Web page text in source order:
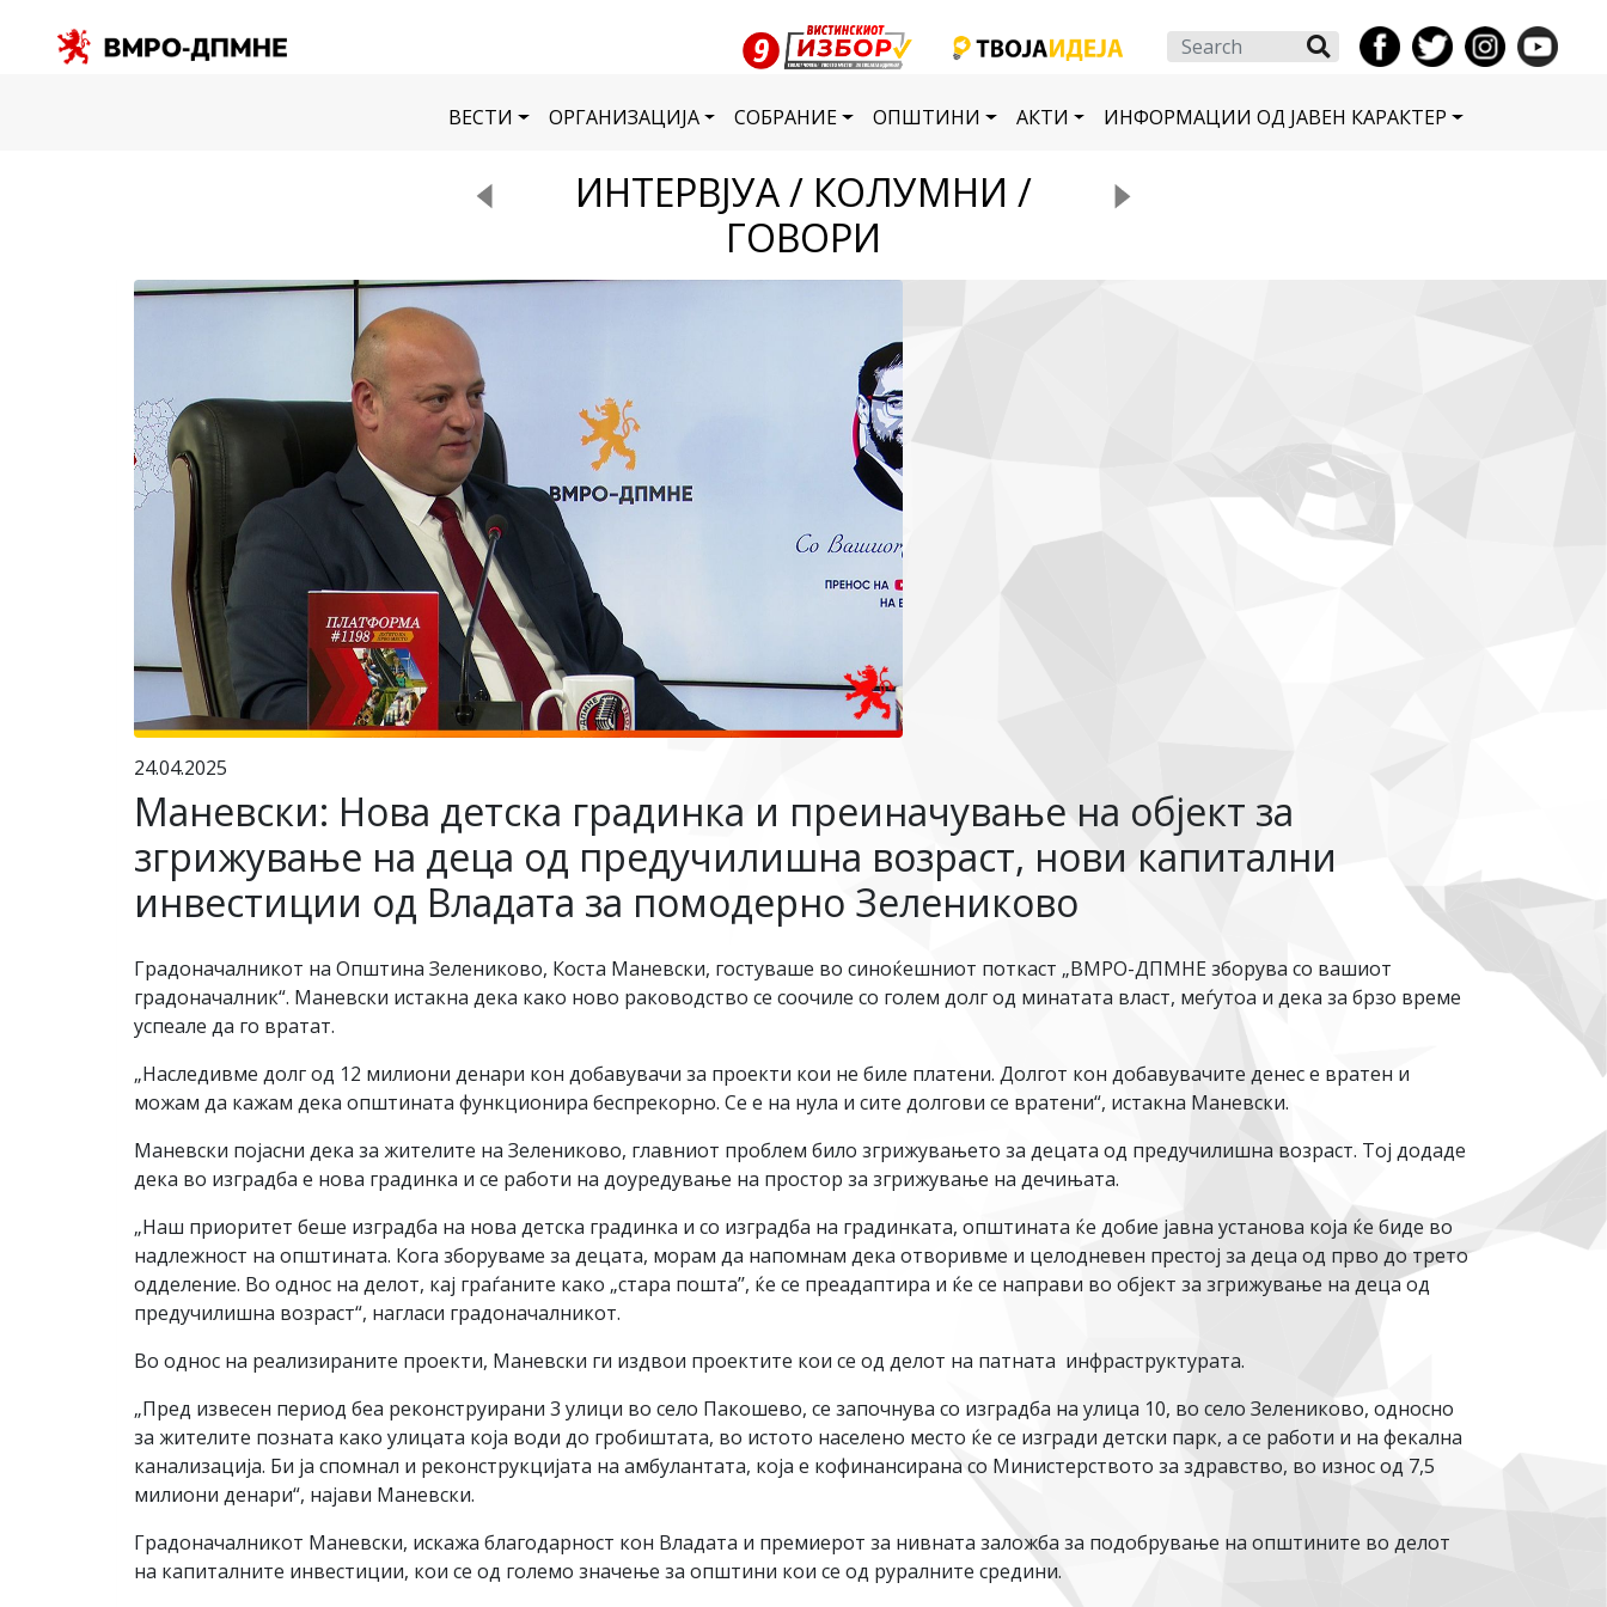
Search
ВЕСТИ ОРГАНИЗАЦИЈА СОБРАНИЕ ОПШТИНИ АКТИ ИНФОРМАЦИИ ОД ЈАВЕН КАРАКТЕР
ИНТЕРВЈУА / КОЛУМНИ /
ГОВОРИ
24.04.2025
Маневски: Нова детска градинка и преиначување на објект за
згрижување на деца од предучилишна возраст, нови капитални
инвестиции од Владата за помодерно Зелениково
Градоначалникот на Општина Зелениково, Коста Маневски, гостуваше во синоќешниот поткаст „ВМРО-ДПМНЕ зборува со вашиот
градоначалник“. Маневски истакна дека како ново раководство се соочиле со голем долг од минатата власт, меѓутоа и дека за брзо време
успеале да го вратат.
„Наследивме долг од 12 милиони денари кон добавувачи за проекти кои не биле платени. Долгот кон добавувачите денес е вратен и
можам да кажам дека општината функционира беспрекорно. Се е на нула и сите долгови се вратени“, истакна Маневски.
Маневски појасни дека за жителите на Зелениково, главниот проблем било згрижувањето за децата од предучилишна возраст. Тој додаде
дека во изградба е нова градинка и се работи на доуредување на простор за згрижување на дечињата.
„Наш приоритет беше изградба на нова детска градинка и со изградба на градинката, општината ќе добие јавна установа која ќе биде во
надлежност на општината. Кога зборуваме за децата, морам да напомнам дека отворивме и целодневен престој за деца од прво до трето
одделение. Во однос на делот, кај граѓаните како „стара пошта’’, ќе се преадаптира и ќе се направи во објект за згрижување на деца од
предучилишна возраст“, нагласи градоначалникот.
Во однос на реализираните проекти, Маневски ги издвои проектите кои се од делот на патната инфраструктурата.
„Пред извесен период беа реконструирани 3 улици во село Пакошево, се започнува со изградба на улица 10, во село Зелениково, односно
за жителите позната како улицата која води до гробиштата, во истото населено место ќе се изгради детски парк, а се работи и на фекална
канализација. Би ја спомнал и реконструкцијата на амбулантата, која е кофинансирана со Министерството за здравство, во износ од 7,5
милиони денари“, најави Маневски.
Градоначалникот Маневски, искажа благодарност кон Владата и премиерот за нивната заложба за подобрување на општините во делот
на капиталните инвестиции, кои се од големо значење за општини кои се од руралните средини.